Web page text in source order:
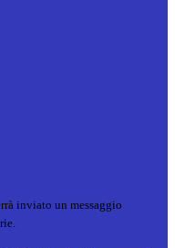
inviato un messaggio